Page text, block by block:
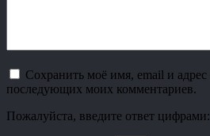
Сохранить моё имя, email и адрес
последующих моих комментариев.
Пожалуйста, введите ответ цифрами: